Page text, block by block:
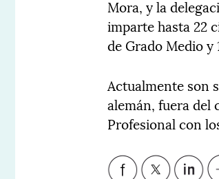
Mora, y la
imparte hasta 22
de Grado Medio y
Actualmente son
alemán, fuera del
Profesional con